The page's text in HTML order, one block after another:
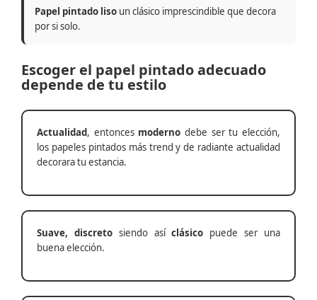
Papel pintado liso un clásico imprescindible que decora
por si solo.
Escoger el papel pintado adecuado
depende de tu estilo
Actualidad, entonces moderno debe ser tu elección,
los papeles pintados más trend y de radiante actualidad
decorara tu estancia.
Suave, discretosiendo asíclásico puede ser una
buena elección.